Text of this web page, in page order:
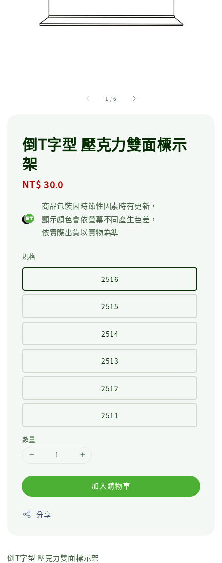
1 /6
倒T字型 壓克力雙面標示
架
Regular
NT$ 30.0
商品包裝因時節性因素時有更新，
顯示顏色會依螢幕不同產生色差，
依實際出貨以實物為準
規格
2516
2515
2514
2513
2512
2511
數量
加入購物車
分享
倒T字型 壓克力雙面標示架